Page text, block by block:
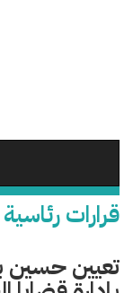
قرارات رئاسية
تعيين حسين